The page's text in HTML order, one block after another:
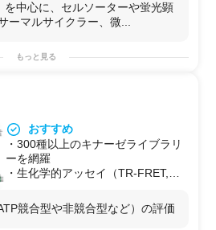
ている場合に。
ー分野の
研究
を立ち上げたいが、
スタートアップに。
籍する機関の設備では対応しきれ
ンズオンで実験を行い、ナレッジ
業 研究者が、
る場合に。
PCRサーマルサイクラーを4台（異
なるメーカー・型番）保有してお
の使い分けが可能です。
め、実験内容の相談や技術的な連携
もスムーズに進められます。
を中心に、セルソーターや蛍光顕
ーマルサイクラー、微...
細胞・微生物
現
ング・ タンパク質
抽出・定量（NanoDrop使用）
泳動（大型DNA断片解析）
解析
BSL2）
備がなく、細胞培養とフローサイ
もっと見る
おすすめ
・300種以上のキナーゼライブラリ
ーを網羅
・生化学的アッセイ（TR-FRET,
ッセイの両対応
・活性阻害だけでなく、作用メカニ
競合型や非競合型など）の評価